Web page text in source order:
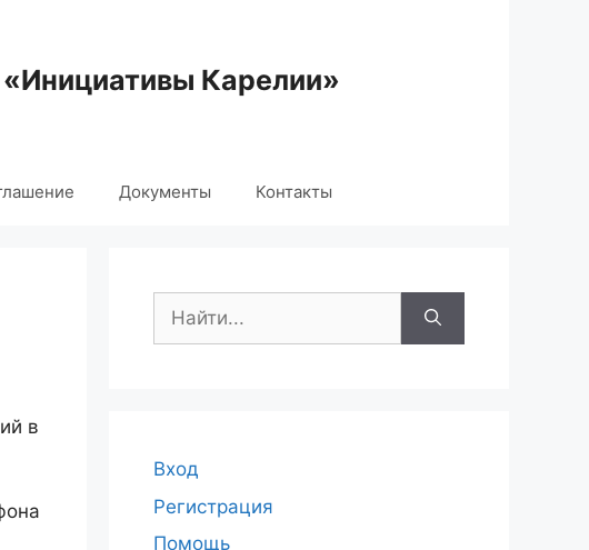
Карелии»
Документы Контакты
в
Поиск:
Вход
Регистрация
Помощь